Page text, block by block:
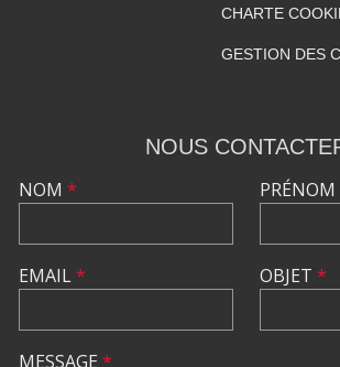
CHARTE
GESTION DES
NOUS
NOM *
EMAIL*
PRÉNOM
OBJET *
MESSAGE *